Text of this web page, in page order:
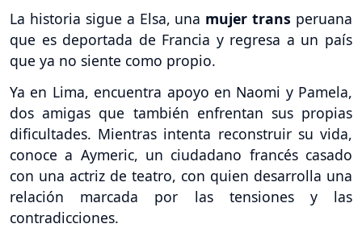
La historia sigue a Elsa, una mujer trans peruana
que es deportada de Francia y regresa a un país
que ya no siente como propio.
Ya en Lima, encuentra apoyo en Naomi y Pamela,
dos amigas que también enfrentan sus propias
dificultades. Mientras intenta reconstruir su vida,
conoce a Aymeric, un ciudadano francés casado
con una actriz de teatro, con quien desarrolla una
relación marcada por las tensiones y las
contradicciones.